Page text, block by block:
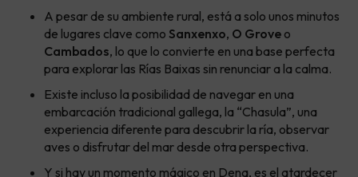
A pesar de su ambiente rural, está a solo unos minutos
de lugares clave como Sanxenxo, O Grove o
Cambados, lo que lo convierte en una base perfecta
para explorar las Rías Baixas sin renunciar a la calma.
Existe incluso la posibilidad de navegar en una
embarcación tradicional gallega, la “Chasula”, una
experiencia diferente para descubrir la ría, observar
aves o disfrutar del mar desde otra perspectiva.
Y si hay un momento mágico en Dena, es el atardecer